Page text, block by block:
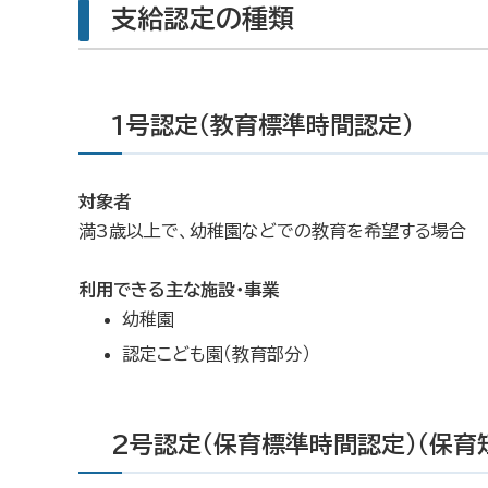
支給認定の種類
1号認定（教育標準時間認定）
対象者
満3歳以上で、幼稚園などでの教育を希望する場合
利用できる主な施設・事業
幼稚園
認定こども園（教育部分）
2号認定（保育標準時間認定）（保育